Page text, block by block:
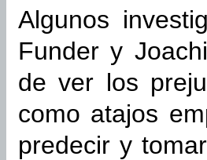
Algunos
Funder y
de ver los
como atajos
predecir y